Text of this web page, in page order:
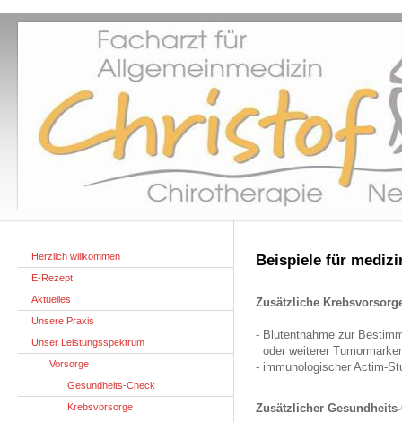
Herzlich willkommen
E-Rezept
Aktuelles
Unsere Praxis
Unser Leistungsspektrum
Vorsorge
Gesundheits-Check
Krebsvorsorge
Beispiele für
Zusätzliche
- Blutentnahme zur
oder weiterer Tumormarker
- immunologischer Actim-
Zusätzlicher